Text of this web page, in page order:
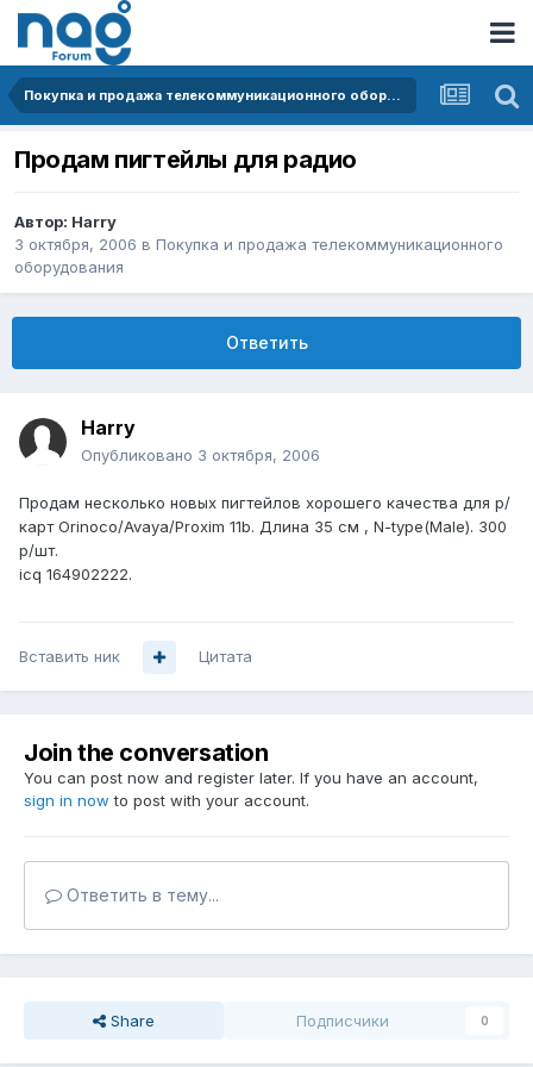
Покупка и продажа телекоммуникационного оборудования
Продам пигтейлы для радио
Автор: Harry
3 октября, 2006 в Покупка и продажа телекоммуникационного
оборудования
Ответить
Harry
Опубликовано 3 октября, 2006
Продам несколько новых пигтейлов хорошего качества для р/
карт Orinoco/Avaya/Proxim 11b. Длина 35 см , N-type(Male). 300
р/шт.
icq 164902222.
Вставить ник Цитата
Join the conversation
You can post now and register later. If you have an account,
sign in now to post with your account.
Ответить в тему...
Share Подписчики 0